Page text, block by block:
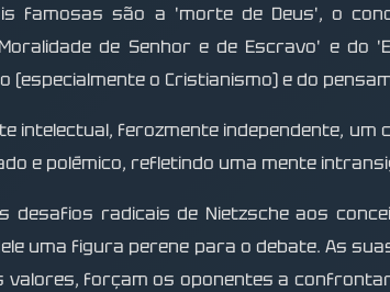
famosas são a 'morte de Deus', o
de Senhor e de Escravo' e do
(especialmente o Cristianismo) e do
intelectual, ferozmente independente, um
e polémico, refletindo uma mente
desafios radicais de Nietzsche aos
uma figura perene para o debate. As
forçam os oponentes a